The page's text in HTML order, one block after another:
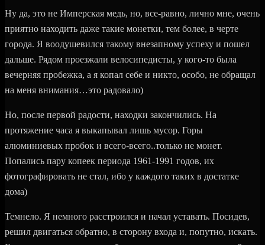
Ну да, это не Имперская медь, но, все-равно, лично мне, очень
приятно находить даже такие монетки, тем более, в черте
города. Я воодушевился такому внезапному успеху и пошел
дальше. Рядом проезжали велосипедисты, у кого-то была
вечерняя пробежка, а я копал себе и никто, особо, не обращал
на меня внимания…это радовало)
Но, после первой радости, находки закончились. На
протяжение часа я выкапывал лишь мусор. Горы
алюминиевых пробок и всего-всего..только не монет.
Попались пару копеек периода 1961-1991 годов, их
фотографировать не стал, ибо у каждого таких в достатке
дома)
Темнело. Я немного расстроился и начал уставать. Посидев,
решил двигаться обратно, в сторону входа и, попутно, искать.